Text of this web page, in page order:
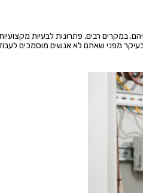
במקרים רבים, פתרונות לבעיות
מפני שאתם לא אנשים מוסמכים